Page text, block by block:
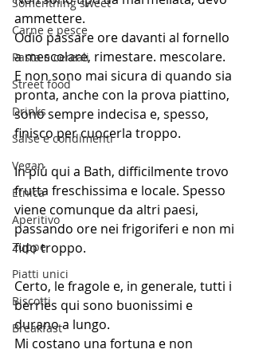
Carne e pesce
Pasta e cereali
Street food
Drinks
Salse e condimenti
Vegan
Etnica
Aperitivo
Zuppe
Piatti unici
Biscotti
Breakfast
ammettere.
Odio passare ore davanti al fornello
a mescolare, rimestare. mescolare.
E non sono mai sicura di quando sia
pronta, anche con la prova piattino,
sono sempre indecisa e, spesso,
finisco per cuocerla troppo.
In piú qui a Bath, difficilmente trovo
frutta freschissima e locale. Spesso
viene comunque da altri paesi,
passando ore nei frigoriferi e non mi
fido troppo.
Certo, le fragole e, in generale, tutti i
berries qui sono buonissimi e
durano a lungo.
Mi costano una fortuna e non